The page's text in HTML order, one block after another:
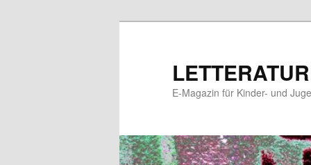
E-Magazin für Kinder- und